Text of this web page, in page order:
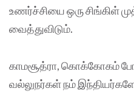
உணர்ச்சியை ஒரு சிங்கிள்
வைத்துவிடும்.
காமசூத்ரா, கொக்கோகம்
வல்லுநர்கள் நம்